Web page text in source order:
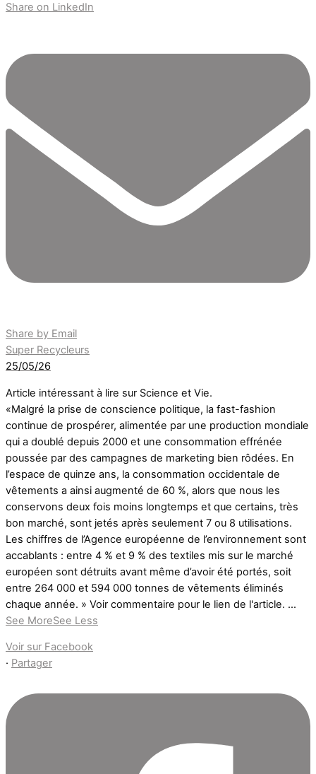
Share on LinkedIn
Share by Email
Super Recycleurs
25/05/26
Article intéressant à lire sur Science et Vie.
«Malgré la prise de conscience politique, la fast-fashion
continue de prospérer, alimentée par une production mondiale
qui a doublé depuis 2000 et une consommation effrénée
poussée par des campagnes de marketing bien rôdées. En
l’espace de quinze ans, la consommation occidentale de
vêtements a ainsi augmenté de 60 %, alors que nous les
conservons deux fois moins longtemps et que certains, très
bon marché, sont jetés après seulement 7 ou 8 utilisations.
Les chiffres de l’Agence européenne de l’environnement sont
accablants : entre 4 % et 9 % des textiles mis sur le marché
européen sont détruits avant même d’avoir été portés, soit
entre 264 000 et 594 000 tonnes de vêtements éliminés
chaque année. » Voir commentaire pour le lien de l'article. ...
See MoreSee Less
Voir sur Facebook
· Partager